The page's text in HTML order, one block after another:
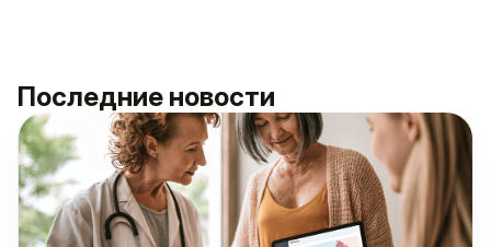
Последние новости